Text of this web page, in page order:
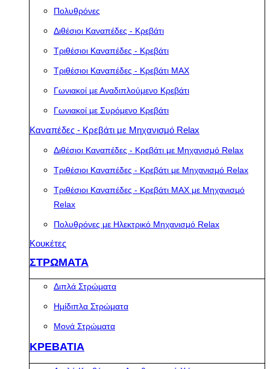
Πολυθρόνες
Διθέσιοι Καναπέδες - Κρεβάτι
Τριθέσιοι Καναπέδες - Κρεβάτι
Τριθέσιοι Καναπέδες - Κρεβάτι MAX
Γωνιακοί με Αναδιπλούμενο Κρεβάτι
Γωνιακοί με Συρόμενο Κρεβάτι
Καναπέδες - Κρεβάτι με Μηχανισμό Relax
Διθέσιοι Καναπέδες - Κρεβάτι με Μηχανισμό Relax
Τριθέσιοι Καναπέδες - Κρεβάτι με Μηχανισμό Relax
Τριθέσιοι Καναπέδες - Κρεβάτι MAX με Μηχανισμό
Relax
Πολυθρόνες με Ηλεκτρικό Μηχανισμό Relax
Κουκέτες
ΣΤΡΩΜΑΤΑ
Διπλά Στρώματα
Ημίδιπλα Στρώματα
Μονά Στρώματα
ΚΡΕΒΑΤΙΑ